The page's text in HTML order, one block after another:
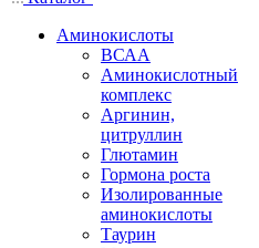
Аминокислоты
ВСАА
Аминокислотный
комплекс
Аргинин,
цитруллин
Глютамин
Гормона роста
Изолированные
аминокислоты
Таурин